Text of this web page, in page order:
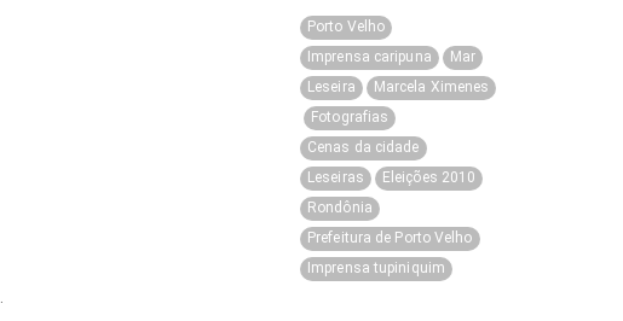
Porto Velho
Imprensa caripuna
Mar
Leseira
Marcela Ximenes
Fotografias
Cenas da cidade
Leseiras
Eleições 2010
Rondônia
Prefeitura de Porto Velho
Imprensa tupiniquim